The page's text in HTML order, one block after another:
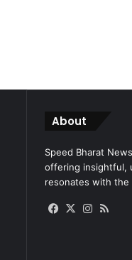
About
Speed Bharat
offering insightful,
resonates with
Facebook
X